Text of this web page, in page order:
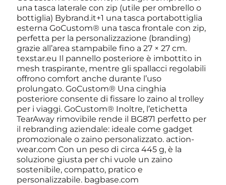
una tasca laterale con zip (utile per ombrello o
bottiglia) Bybrand.it+1 una tasca portabottiglia
esterna GoCustom® una tasca frontale con zip,
perfetta per la personalizzazione (branding)
grazie all’area stampabile fino a 27 × 27 cm.
texstar.eu Il pannello posteriore è imbottito in
mesh traspirante, mentre gli spallacci regolabili
offrono comfort anche durante l’uso
prolungato. GoCustom® Una cinghia
posteriore consente di fissare lo zaino al trolley
per i viaggi. GoCustom® Inoltre, l’etichetta
TearAway rimovibile rende il BG871 perfetto per
il rebranding aziendale: ideale come gadget
promozionale o zaino personalizzato. action-
wear.com Con un peso di circa 445 g, è la
soluzione giusta per chi vuole un zaino
sostenibile, compatto, pratico e
personalizzabile. bagbase.com